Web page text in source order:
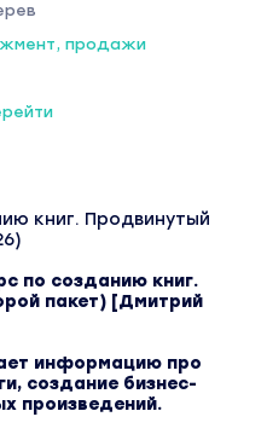
продажи
книг. Продвинутый
по созданию книг.
пакет) [Дмитрий
информацию про
создание бизнес-
произведений.